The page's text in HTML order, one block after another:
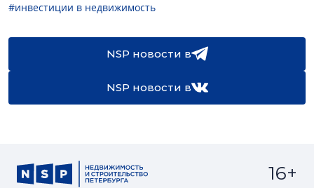
#инвестиции в недвижимость
NSP новости в
NSP новости в
16+